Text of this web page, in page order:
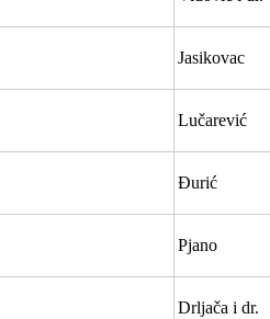
Jasikovac
Lučarević
Đurić
Pjano
Drljača i dr.